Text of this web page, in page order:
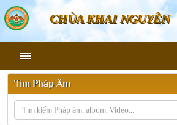
CHÙA KHAI NGUYÊN
Tìm Pháp Âm